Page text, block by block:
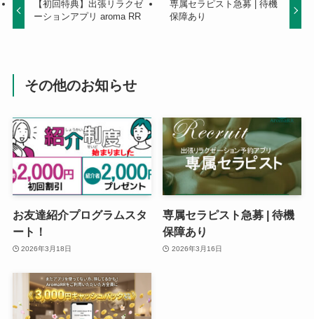
【初回特典】出張リラクゼ
ーションアプリ aroma RR
専属セラピスト急募 | 待機
保障あり
その他のお知らせ
お友達紹介プログラムスタ
ート！
2026年3月18日
専属セラピスト急募 | 待機
保障あり
2026年3月16日